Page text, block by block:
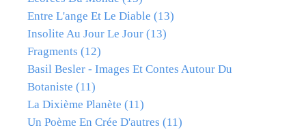
Entre L'ange Et Le Diable (13)
Insolite Au Jour Le Jour (13)
Fragments (12)
Basil Besler - Images Et Contes Autour Du
Botaniste (11)
La Dixième Planète (11)
Un Poème En Crée D'autres (11)